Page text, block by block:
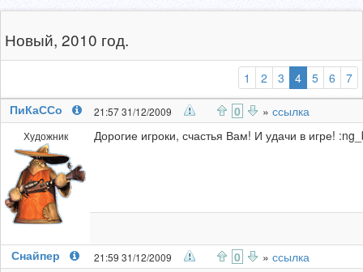
Новый, 2010 год.
1 2 3 4 5 6
7
ПиКаССо
21:57 31/12/2009 0 » ссылка
Художник Дорогие игроки, счастья Вам! И удачи в игре!
Снайпер 21:59 31/12/2009 0 » ссылка